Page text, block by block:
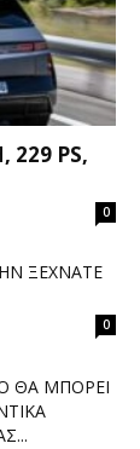
229 PS,
0
ΞΕΧΝΆΤΕ
0
ΘΑ ΜΠΟΡΕΊ